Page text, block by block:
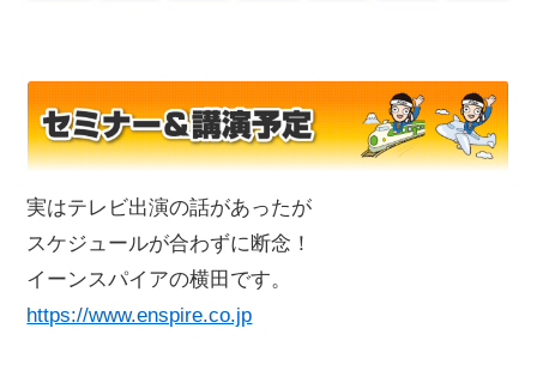
実はテレビ出演の話があったが
スケジュールが合わずに断念！
イーンスパイアの横田です。
https://www.enspire.co.jp